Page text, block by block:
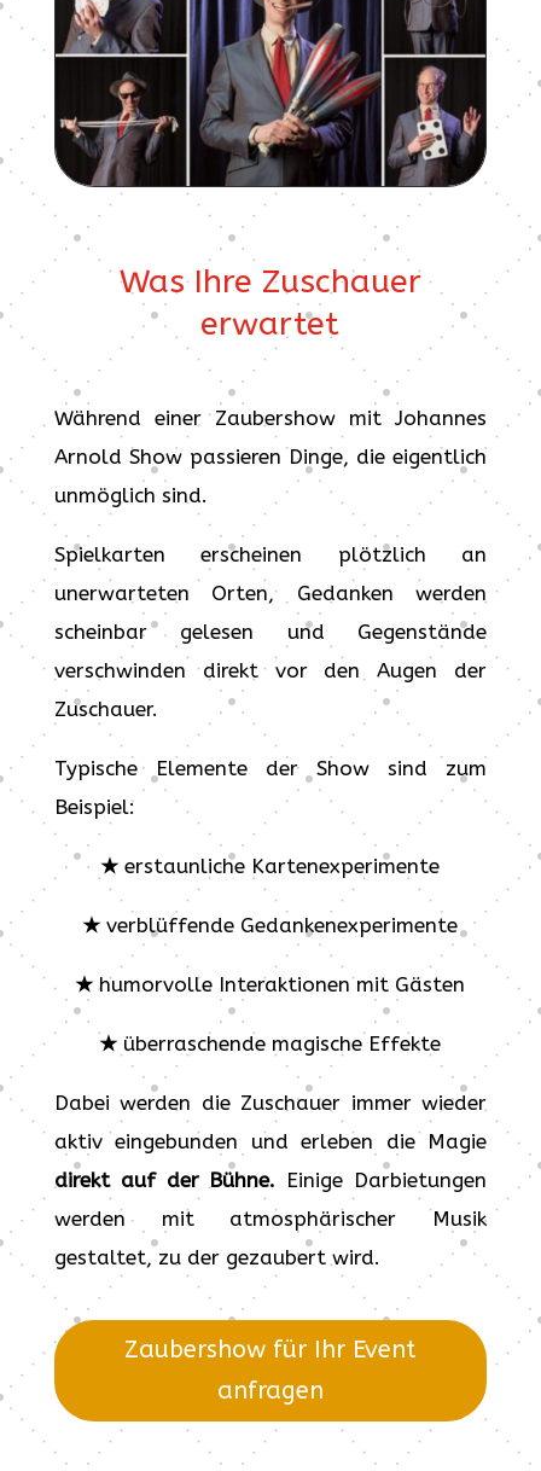
Was Ihre Zuschauer
erwartet
Während einer Zaubershow mit Johannes
Arnold Show passieren Dinge, die eigentlich
unmöglich sind.
Spielkarten erscheinen plötzlich an
unerwarteten Orten, Gedanken werden
scheinbar gelesen und Gegenstände
verschwinden direkt vor den Augen der
Zuschauer.
Typische Elemente der Show sind zum
Beispiel:
★ erstaunliche Kartenexperimente
★ verblüffende Gedankenexperimente
★ humorvolle Interaktionen mit Gästen
★ überraschende magische Effekte
Dabei werden die Zuschauer immer wieder
aktiv eingebunden und erleben die Magie
direkt auf der Bühne. Einige Darbietungen
werden mit atmosphärischer Musik
gestaltet, zu der gezaubert wird.
Zaubershow für Ihr Event
anfragen